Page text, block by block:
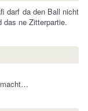
darf da den Ball nicht
das ne Zitterpartie.